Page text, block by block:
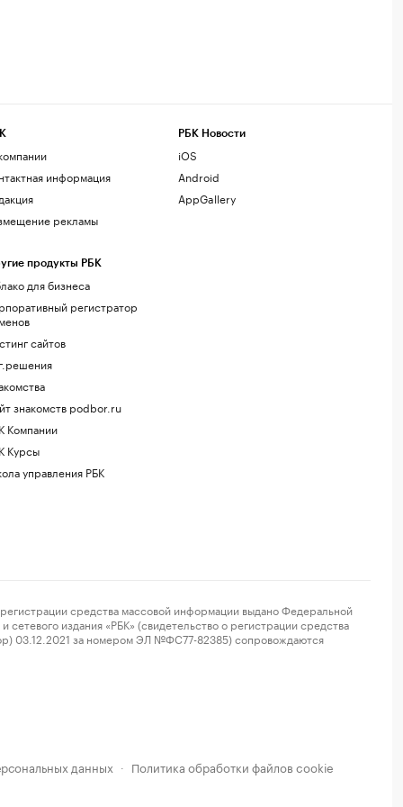
информация
рекламы
продукты РБК
для бизнеса
регистратор
сайтов
знакомств podbor.ru
Компании
Курсы
управления РБК
РБК Новости
iOS
Android
AppGallery
средства массовой информации выдано Федеральной
издания «РБК» (свидетельство о регистрации средства
03.12.2021 за номером ЭЛ №ФС77-82385) сопровождаются
данных · Политика обработки файлов cookie